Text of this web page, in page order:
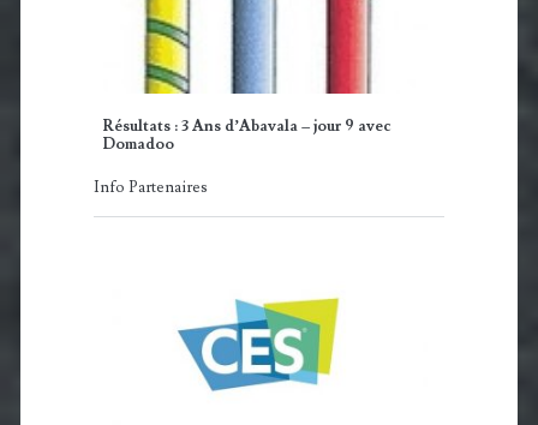
Résultats : 3 Ans d’Abavala – jour 9 avec
Domadoo
Info Partenaires